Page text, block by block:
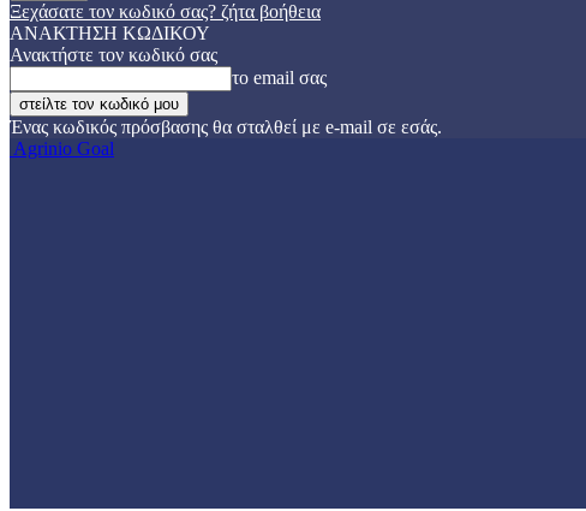
Ξεχάσατε τον κωδικό σας? ζήτα βοήθεια
ΑΝΑΚΤΗΣΗ ΚΩΔΙΚΟΥ
Ανακτήστε τον κωδικό σας
το email σας
Ένας κωδικός πρόσβασης θα σταλθεί με e-mail σε εσάς.
Agrinio Goal